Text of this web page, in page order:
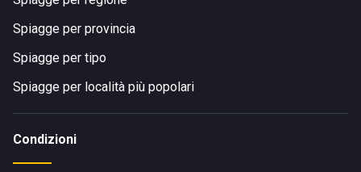
Campus Artistico "Arte e Mare":
attività artistiche per trasformare la spiaggia in un
Baby Menu:
personalmente dal nostro Chef per i più piccoli.
Comfort Acustico:
Spiagge per provincia
Spiagge per tipo
Spiagge per località più popolari
Condizioni